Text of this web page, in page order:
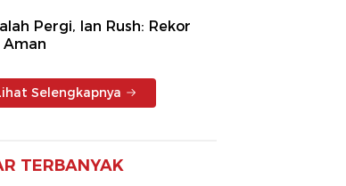
Pergi, Ian Rush: Rekor
Aman
Selengkapnya
TERBANYAK